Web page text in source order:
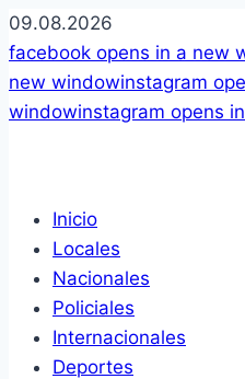
09.08.2026
facebook opens in a new
new windowinstagram
windowinstagram opens
Inicio
Locales
Nacionales
Policiales
Internacionales
Deportes